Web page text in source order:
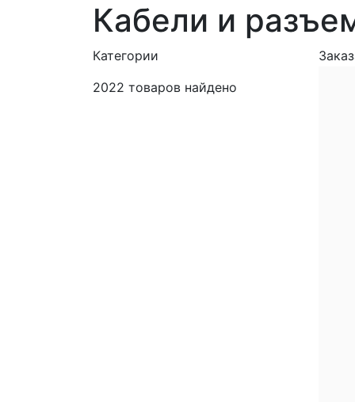
Кабели и
Категории
2022 товаров найдено